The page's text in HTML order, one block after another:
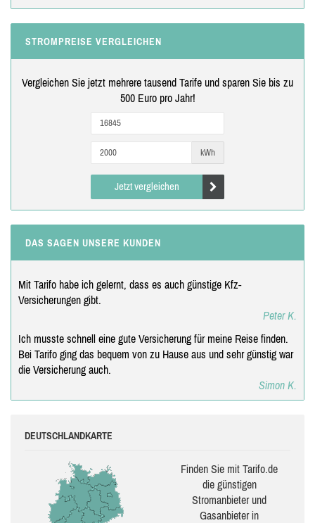
STROMPREISE VERGLEICHEN
Vergleichen Sie jetzt mehrere tausend Tarife und sparen Sie bis zu
500 Euro pro Jahr!
kWh
Jetzt vergleichen
DAS SAGEN UNSERE KUNDEN
Mit Tarifo habe ich gelernt, dass es auch günstige Kfz-
Versicherungen gibt.
Peter K.
Ich musste schnell eine gute Versicherung für meine Reise finden.
Bei Tarifo ging das bequem von zu Hause aus und sehr günstig war
die Versicherung auch.
Simon K.
DEUTSCHLANDKARTE
Finden Sie mit Tarifo.de
die güns­ti­gen
Stromanbieter und
Gasanbieter in